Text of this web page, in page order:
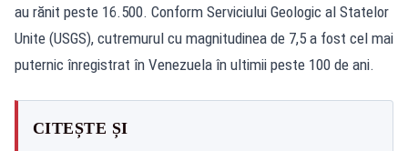
au rănit peste 16.500. Conform Serviciului Geologic al Statelor
Unite (USGS), cutremurul cu magnitudinea de 7,5 a fost cel mai
puternic înregistrat în Venezuela în ultimii peste 100 de ani.
CITEȘTE ȘI